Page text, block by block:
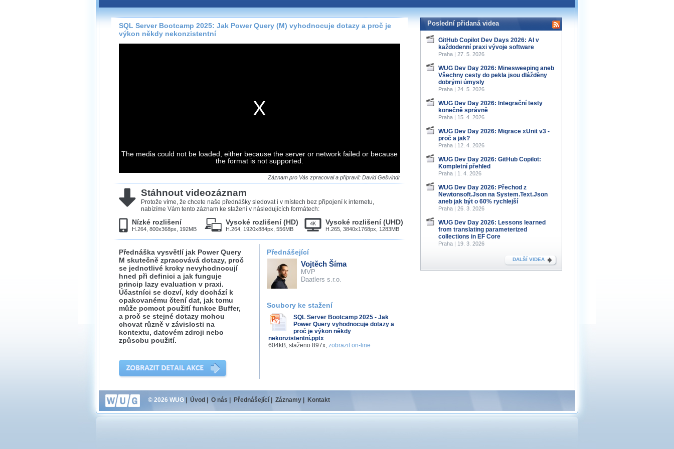
Záznamy na našem webu můžete pohodlně sledovat
přímo na stránce s využitím našehoHTML 5nebo
Silverlightpřehrávače.
Stránka se sama rozhodne, na základě toho, jaké
Stahování záznamů
záznamů.
ve formátu, který není vhodný pro stahování,
proto je ke stažení nenabízíme.
SQL Server Bootcamp 2025: Jak Power Query (M) vyhodnocuje dotazy a proč je
výkon někdy nekonzistentní
The media could not be loaded, either because the server or network failed or because
the format is not supported.
Záznam pro Vás zpracoval a připravil: David Gešvindr
Stáhnout videozáznam
Protože víme, že chcete naše přednášky sledovat i v místech bez připojení k internetu,
nabízíme Vám tento záznam ke stažení v následujících formátech:
Nízké rozlišení
H.264, 800x368px, 192MB
Vysoké rozlišení (HD)
H.264, 1920x884px, 556MB
Vysoké rozlišení (UHD)
H.265, 3840x1768px, 1283MB
Přednáška vysvětlí jak Power Query
M skutečně zpracovává dotazy, proč
se jednotlivé kroky nevyhodnocují
hned při definici a jak funguje
princip lazy evaluation v praxi.
Účastníci se dozví, kdy dochází k
opakovanému čtení dat, jak tomu
může pomoct použití funkce Buffer,
a proč se stejné dotazy mohou
chovat různě v závislosti na
kontextu, datovém zdroji nebo
způsobu použití.
Přednášející
Vojtěch Šíma
MVP
Daatlers s.r.o.
Soubory ke stažení
SQL Server Bootcamp 2025 - Jak
Power Query vyhodnocuje dotazy a
proč je výkon někdy
nekonzistentní.pptx
604kB, staženo 897x, zobrazit on-line
Poslední přidaná videa
GitHub Copilot Dev Days 2026: AI v
každodenní praxi vývoje software
Praha | 27. 5. 2026
WUG Dev Day 2026: Minesweeping aneb
Všechny cesty do pekla jsou dlážděny
dobrými úmysly
Praha | 24. 5. 2026
WUG Dev Day 2026: Integrační testy
konečně správně
Praha | 15. 4. 2026
WUG Dev Day 2026: Migrace xUnit v3 -
proč a jak?
Praha | 12. 4. 2026
WUG Dev Day 2026: GitHub Copilot:
Kompletní přehled
Praha | 1. 4. 2026
WUG Dev Day 2026: Přechod z
Newtonsoft.Json na System.Text.Json
aneb jak být o 60% rychlejší
Praha | 26. 3. 2026
WUG Dev Day 2026: Lessons learned
from translating parameterized
collections in EF Core
Praha | 19. 3. 2026
DALŠÍ VIDEA
© 2026 WUG Úvod O nás Přednášející Záznamy Kontakt